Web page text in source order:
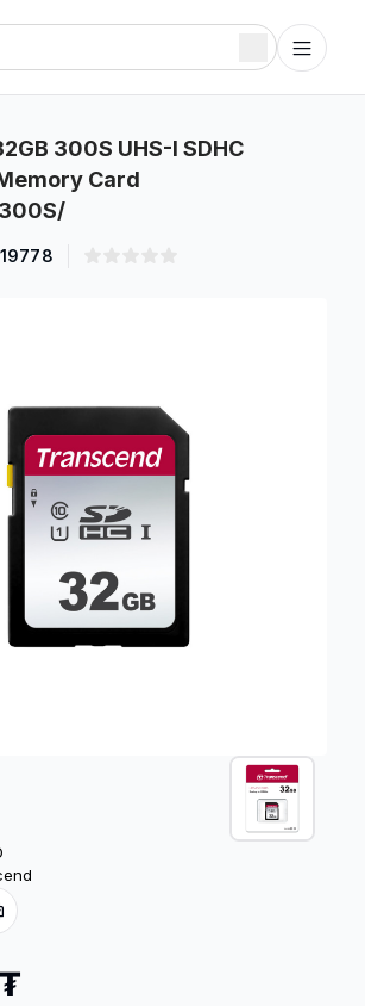
300S UHS-I SDHC
Card
үндсэн үзүүлэлт
үйлчилгээ